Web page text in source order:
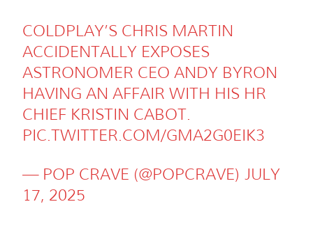
COLDPLAY’S CHRIS MARTIN
ACCIDENTALLY EXPOSES
ASTRONOMER CEO ANDY BYRON
HAVING AN AFFAIR WITH HIS HR
CHIEF KRISTIN CABOT.
PIC.TWITTER.COM/GMA2G0EIK3
— POP CRAVE (@POPCRAVE) JULY
17, 2025